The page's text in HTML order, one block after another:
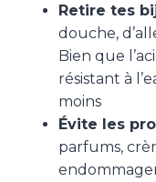
Retire tes
douche,
Bien que
résistant à
moins
Évite les
parfums,